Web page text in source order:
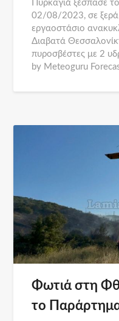
Πυρκαγιά ξέσπασε
02/08/2023, σε ξερά
εργαοστάσιο
Διαβατά
πυροσβέστες με 2
by Meteoguru
Φωτιά στη
το